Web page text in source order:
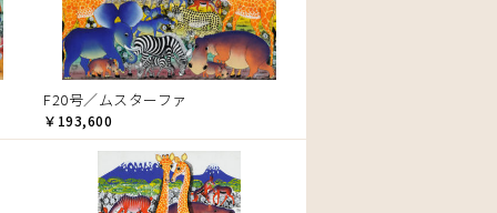
F20号／ムスターファ
￥193,600